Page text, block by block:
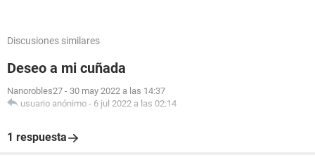
Discusiones similares
Deseo a mi cuñada
Nanorobles27 - 30 may 2022 a las 14:37
usuario anónimo - 6 jul 2022 a las 02:14
1 respuesta